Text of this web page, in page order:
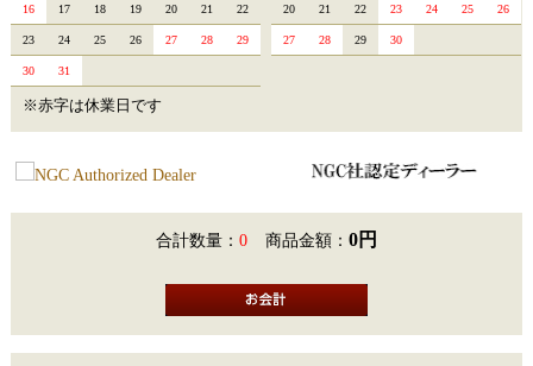
16 17 18 19 20 21 22
23 24 25 26 27 28 29
30 31
20 21 22 23 24 25 26
27 28 29 30
※赤字は休業日です
合計数量： 0 商品金額： 0円